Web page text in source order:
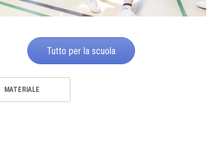
Tutto per la scuola
MATERIALE